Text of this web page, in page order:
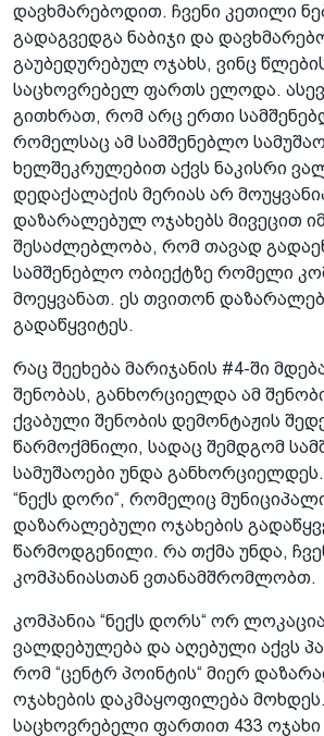
დავხმარებოდით. ჩვენი კეთილი
გადაგვედგა ნაბიჯი და
გაუბედურებულ ოჯახს, ვინც
საცხოვრებელ ფართს ელოდა.
გითხრათ, რომ არც ერთი
რომელსაც ამ სამშენებლო
ხელშეკრულებით აქვს ნაკისრი
დედაქალაქის მერიას არ
დაზარალებულ ოჯახებს მივეცით
შესაძლებლობა, რომ თავად
სამშენებლო ობიექტზე რომელი
მოეყვანათ. ეს თვითონ
გადაწყვიტეს.
რაც შეეხება მარიჯანის #4-ში
შენობას, განხორციელდა ამ
ქვაბული შენობის დემონტაჟის
წარმოქმნილი, სადაც შემდგომ
სამუშაოები უნდა
“ნექს დორი“, რომელიც
დაზარალებული ოჯახების
წარმოდგენილი. რა თქმა უნდა,
კომპანიასთან ვთანამშრომლობთ.
კომპანია “ნექს დორს“ ორ
ვალდებულება და აღებული აქვს
რომ “ცენტრ პოინტის“ მიერ
ოჯახების დაკმაყოფილება მოხდეს.
საცხოვრებელი ფართით 433 ოჯახი